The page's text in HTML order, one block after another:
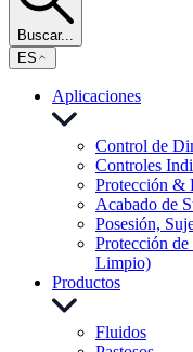
Buscar...
ES
Aplicaciones
Control de
Controles
Protección &
Acabado de
Posesión,
Protección
Limpio)
Productos
Fluidos